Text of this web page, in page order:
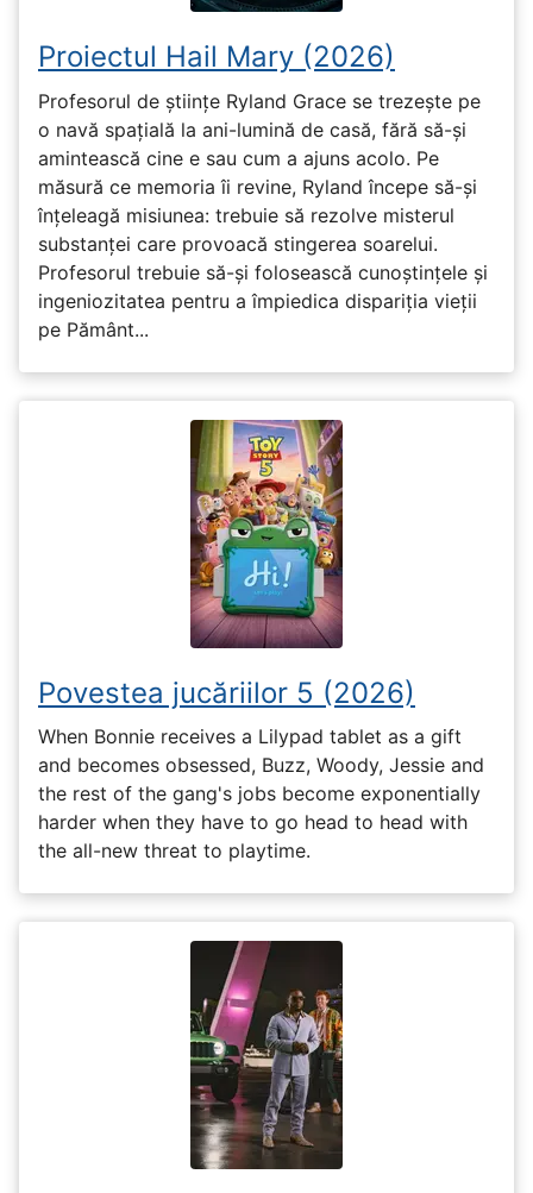
Proiectul Hail Mary (2026)
Profesorul de științe Ryland Grace se trezește pe
o navă spațială la ani-lumină de casă, fără să-și
amintească cine e sau cum a ajuns acolo. Pe
măsură ce memoria îi revine, Ryland începe să-și
înțeleagă misiunea: trebuie să rezolve misterul
substanței care provoacă stingerea soarelui.
Profesorul trebuie să-și folosească cunoștințele și
ingeniozitatea pentru a împiedica dispariția vieții
pe Pământ...
Povestea jucăriilor 5 (2026)
When Bonnie receives a Lilypad tablet as a gift
and becomes obsessed, Buzz, Woody, Jessie and
the rest of the gang's jobs become exponentially
harder when they have to go head to head with
the all-new threat to playtime.